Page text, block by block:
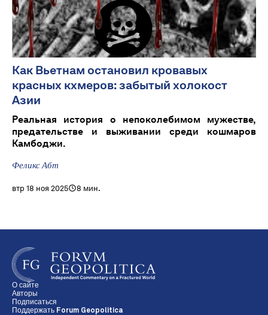
Как Вьетнам остановил кровавых
красных кхмеров: забытый холокост
Азии
Реальная история о непоколебимом мужестве,
предательстве и выживании среди кошмаров
Камбоджи.
Феликс Абт
втр 18 ноя 2025 8 мин.
О сайте
Авторы
Подписаться
Поддержать Forum Geopolitica